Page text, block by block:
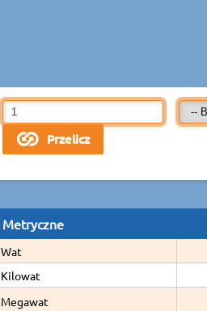
Metryczne
Wat
Kilowat
Megawat